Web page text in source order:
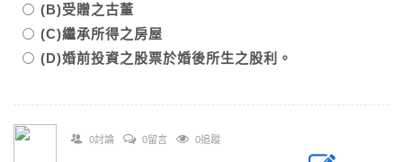
(B)受贈之古董
(C)繼承所得之房屋
(D)婚前投資之股票於婚後所生之股利。
0討論 0留言 0追蹤